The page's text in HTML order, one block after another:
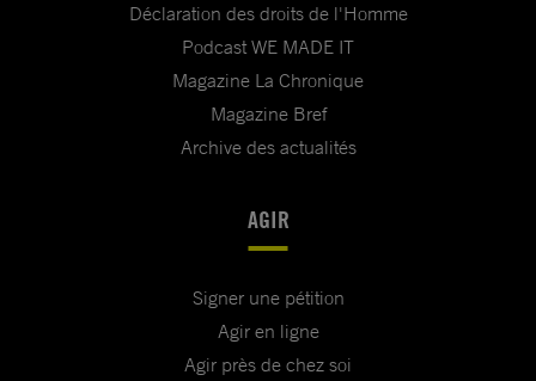
Déclaration des droits de l'Homme
Podcast WE MADE IT
Magazine La Chronique
Magazine Bref
Archive des actualités
AGIR
Signer une pétition
Agir en ligne
Agir près de chez soi